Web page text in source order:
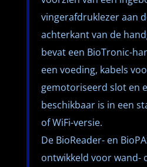
vingerafdruklezer aan
achterkant van de
bevat een BioTronic-
een voeding, kabels
gemotoriseerd slot en
beschikbaar is in een
of WiFi-versie.
De BioReader- en
ontwikkeld voor wand-